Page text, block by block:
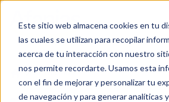
Este sitio web almacena cookies en tu
las cuales se utilizan para recopilar
acerca de tu interacción con nuestro
nos permite recordarte. Usamos esta
con el fin de mejorar y personalizar tu
de navegación y para generar analíticas
Actualidad